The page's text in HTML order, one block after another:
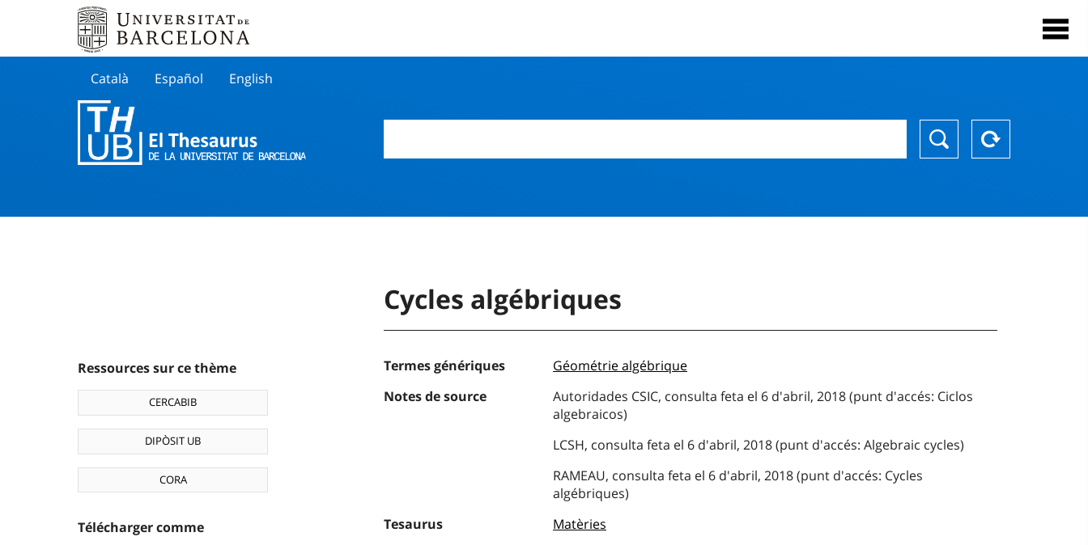
Català Español English
Ressources sur ce thème
CERCABIB
DIPÒSIT UB
CORA
Télécharger comme
Cycles algébriques
Termes génériques
Géométrie algébrique
Notes de source
Autoridades CSIC, consulta feta el 6 d'abril, 2018 (punt d'accés: Ciclos
algebraicos)
LCSH, consulta feta el 6 d'abril, 2018 (punt d'accés: Algebraic cycles)
RAMEAU, consulta feta el 6 d'abril, 2018 (punt d'accés: Cycles
algébriques)
Tesaurus
Matèries